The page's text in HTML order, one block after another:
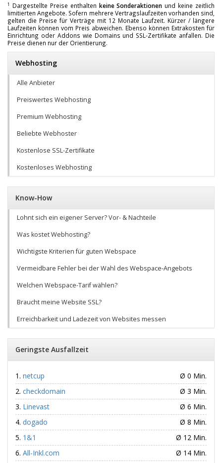
1 Dargestellte Preise enthalten keine Sonderaktionen und keine zeitlich
limitierten Angebote. Sofern mehrere Vertragslaufzeiten vorhanden sind,
gelten die Preise für Verträge mit 12 Monate Laufzeit. Kürzer / längere
Laufzeiten können vom Preis abweichen. Ebenso können Extrakosten für
Einrichtung oder Addons wie Domains und SSL-Zertifikate anfallen. Die
Preise dienen nur der Orientierung.
Webhosting
Alle Anbieter
Preiswertes Webhosting
Premium Webhosting
Beliebte Webhoster
Kostenlose SSL-Zertifikate
Kostenloses Webhosting
Know-How
Lohnt sich ein eigener Server? Vor- & Nachteile
Was kostet Webhosting?
Wichtigste Kriterien für guten Webspace
Vermeidbare Fehler bei der Wahl des Webspace-Angebots
Welchen Webspace-Tarif wählen?
Braucht meine Website SSL?
Erreichbarkeit und Ladezeit von Websites messen
Geringste Ausfallzeit
netcup
Ø 0 Min.
checkdomain
Ø 3 Min.
Linevast
Ø 6 Min.
dogado
Ø 8 Min.
1&1
Ø 12 Min.
All-Inkl.com
Ø 14 Min.